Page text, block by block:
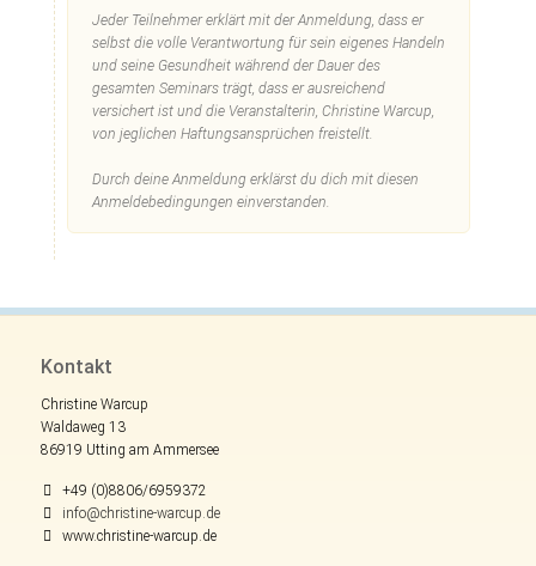
Jeder Teilnehmer erklärt mit der Anmeldung, dass er
selbst die volle Verantwortung für sein eigenes Handeln
und seine Gesundheit während der Dauer des
gesamten Seminars trägt, dass er ausreichend
versichert ist und die Veranstalterin, Christine Warcup,
von jeglichen Haftungsansprüchen freistellt.
Durch deine Anmeldung erklärst du dich mit diesen
Anmeldebedingungen einverstanden.
Kontakt
Christine Warcup
Waldaweg 13
86919 Utting am Ammersee
+49 (0)8806/6959372
info@christine-warcup.de
www.christine-warcup.de